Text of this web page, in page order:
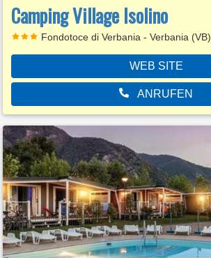
Camping Village Isolino
Fondotoce di Verbania - Verbania (VB)
WEB SITE
ANRUFEN